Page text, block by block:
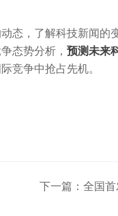
态，了解科技新闻的
态势分析， 预测未来
竞争中抢占先机。